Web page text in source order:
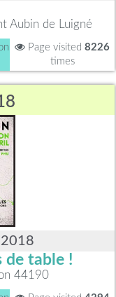
Aubin de Luigné
Page visited 8226
times
de table !
44190